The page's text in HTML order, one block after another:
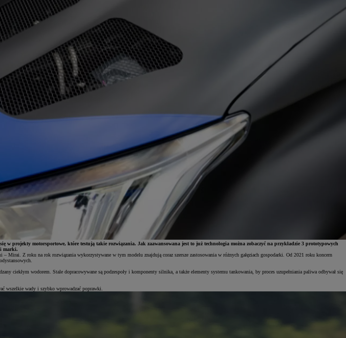
projekty motorsportowe, które testują takie rozwiązania. Jak zaawansowana jest to już technologia można zobaczyć na przykładzie 3 prototypowych
marki.
Z roku na rok rozwiązania wykorzystywane w tym modelu znajdują coraz szersze zastosowania w różnych gałęziach gospodarki. Od 2021 roku koncern
ciekłym wodorem. Stale dopracowywane są podzespoły i komponenty silnika, a także elementy systemu tankowania, by proces uzupełniania paliwa odbywał się
wszelkie wady i szybko wprowadzać poprawki.